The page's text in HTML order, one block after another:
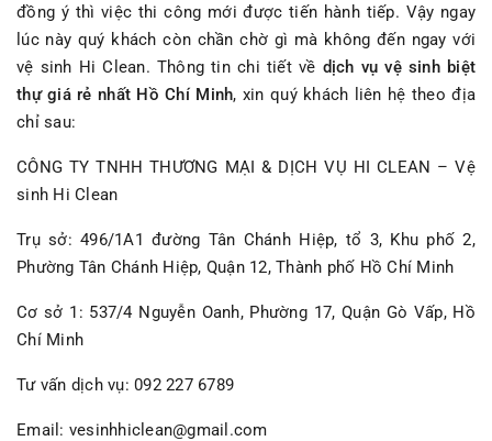
đồng ý thì việc thi công mới được tiến hành tiếp. Vậy ngay
lúc này quý khách còn chần chờ gì mà không đến ngay với
vệ sinh Hi Clean. Thông tin chi tiết về dịch vụ vệ sinh biệt
thự giá rẻ nhất Hồ Chí Minh, xin quý khách liên hệ theo địa
chỉ sau:
CÔNG TY TNHH THƯƠNG MẠI & DỊCH VỤ HI CLEAN – Vệ
sinh Hi Clean
Trụ sở: 496/1A1 đường Tân Chánh Hiệp, tổ 3, Khu phố 2,
Phường Tân Chánh Hiệp, Quận 12, Thành phố Hồ Chí Minh
Cơ sở 1: 537/4 Nguyễn Oanh, Phường 17, Quận Gò Vấp, Hồ
Chí Minh
Tư vấn dịch vụ: 092 227 6789
Email: vesinhhiclean@gmail.com